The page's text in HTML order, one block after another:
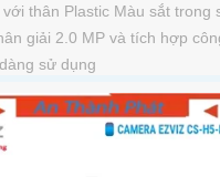
thân Plastic Màu sắt trong
giải 2.0 MP và tích hợp
sử dụng